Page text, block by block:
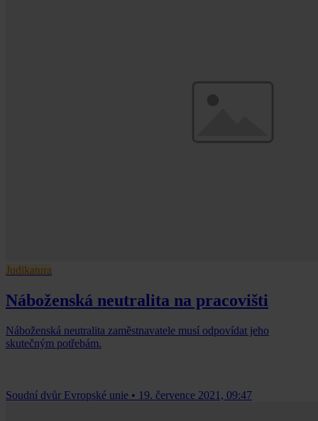
Judikatura
Náboženská neutralita na pracovišti
Náboženská neutralita zaměstnavatele musí odpovídat jeho
skutečným potřebám.
Soudní dvůr Evropské unie • 19. července 2021, 09:47